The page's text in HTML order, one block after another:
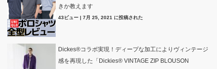
きか教えます
43ビュー | 7月 25, 2021 に投稿された
Dickes®コラボ実現！ディープな加工によりヴィンテージ
感を再現した「Dickies® VINTAGE ZIP BLOUSON